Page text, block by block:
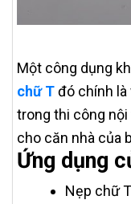
Một công dụng
chữ Tđó chính là
trong thi công
cho căn nhà của
Ứng dụng
Nẹp chữ